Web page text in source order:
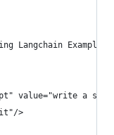
Langchain
value="write a
>